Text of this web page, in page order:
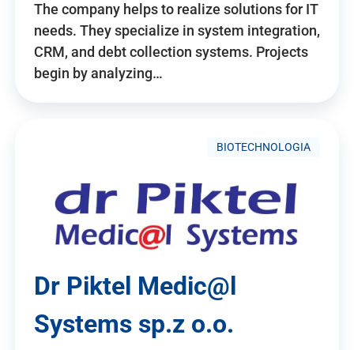
The company helps to realize solutions for IT
needs. They specialize in system integration,
CRM, and debt collection systems. Projects
begin by analyzing…
BIOTECHNOLOGIA
Dr Piktel Medic@l
Systems sp.z o.o.